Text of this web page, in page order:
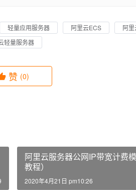
轻量应用服务器 阿里云ECS
阿
轻量服务器
赞 (0)
阿里云服务器公网IP带宽计费
教程）
2020年4月21日 pm10:26